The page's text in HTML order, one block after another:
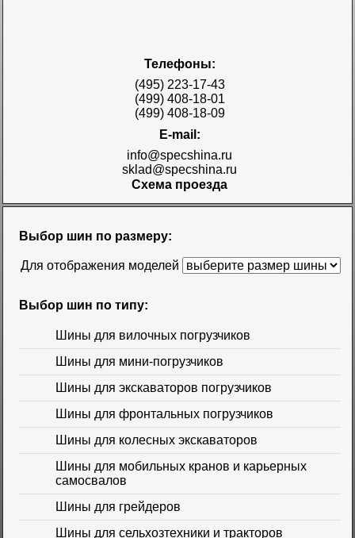
E-3/L-3 TT Naaats
Цена 48000 руб.
58500 руб.
Шина 16.9-30
14PR TL Galaxy
Цена 60000 руб.
Шина 16.9-24 16PR
Телефоны:
(495) 223-17-43
(499) 408-18-01
(499) 408-18-09
E-mail:
info@specshina.ru
sklad@specshina.ru
Схема проезда
Выбор шин по размеру:
Для отображения моделей
Выбор шин по типу:
Шины для вилочных погрузчиков
Шины для мини-погрузчиков
Шины для экскаваторов погрузчиков
Шины для фронтальных погрузчиков
Шины для колесных экскаваторов
Шины для мобильных кранов и карьерных
самосвалов
Шины для грейдеров
Шины для сельхозтехники и тракторов